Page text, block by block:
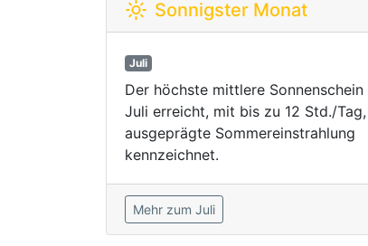
Sonnigster Monat
Juli
Der höchste mittlere
Juli erreicht, mit bis zu 12 Std./
ausgeprägte Sommereinstrahlung
kennzeichnet.
Mehr zum Juli